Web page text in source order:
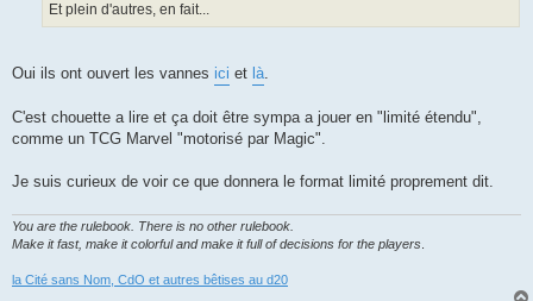
Et plein d'autres, en fait...
Oui ils ont ouvert les vannes ici et là.
C'est chouette a lire et ça doit être sympa a jouer en "limité étendu",
comme un TCG Marvel "motorisé par Magic".
Je suis curieux de voir ce que donnera le format limité proprement dit.
You are the rulebook. There is no other rulebook.
Make it fast, make it colorful and make it full of decisions for the players
la Cité sans Nom, CdO et autres bêtises au d20